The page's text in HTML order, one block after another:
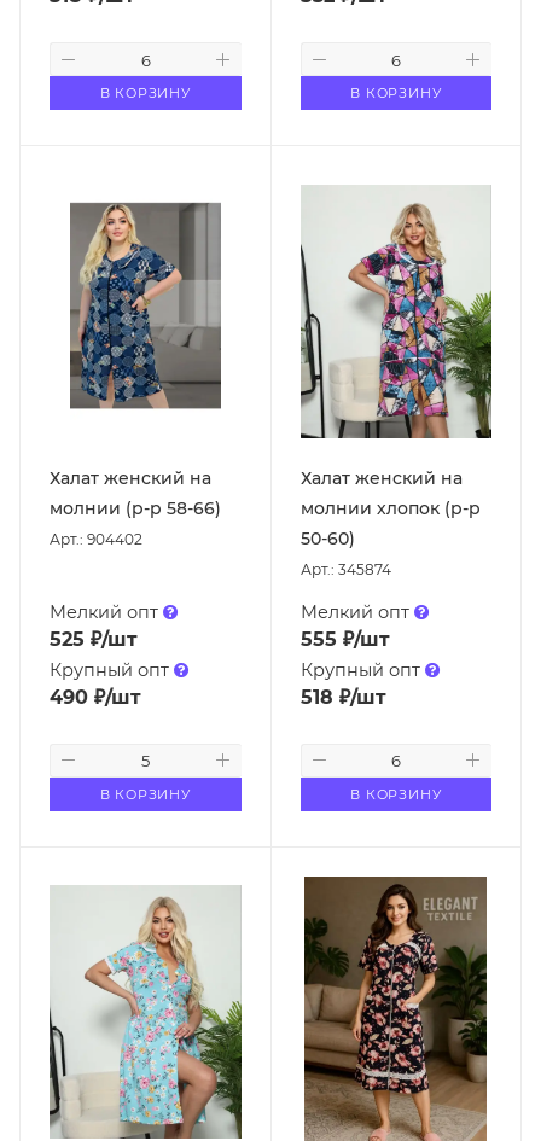
В КОРЗИНУ В КОРЗИНУ
Халат женский на
молнии (р-р 58-66)
Арт.: 904402
Мелкий опт
525 ₽/шт
Крупный опт
490 ₽/шт
В КОРЗИНУ
Халат женский на
молнии хлопок (р-р
50-60)
Арт.: 345874
Мелкий опт
555 ₽/шт
Крупный опт
518 ₽/шт
В КОРЗИНУ